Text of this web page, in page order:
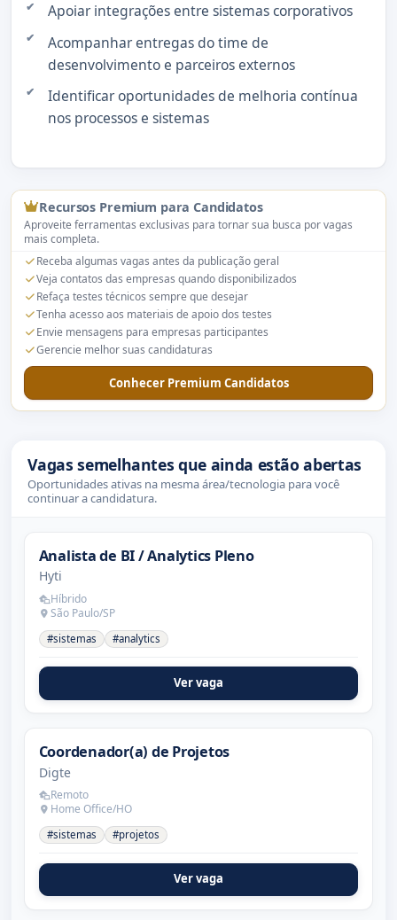
Apoiar integrações entre sistemas corporativos
Acompanhar entregas do time de
desenvolvimento e parceiros externos
Identificar oportunidades de melhoria contínua
nos processos e sistemas
Recursos Premium para Candidatos
Aproveite ferramentas exclusivas para tornar sua busca por vagas
mais completa.
Receba algumas vagas antes da publicação geral
Veja contatos das empresas quando disponibilizados
Refaça testes técnicos sempre que desejar
Tenha acesso aos materiais de apoio dos testes
Envie mensagens para empresas participantes
Gerencie melhor suas candidaturas
Conhecer Premium Candidatos
Vagas semelhantes que ainda estão abertas
Oportunidades ativas na mesma área/tecnologia para você
continuar a candidatura.
Analista de BI / Analytics Pleno
Hyti
Híbrido
São Paulo/SP
#sistemas #analytics
Ver vaga
Coordenador(a) de Projetos
Digte
Remoto
Home Office/HO
#sistemas #projetos
Ver vaga